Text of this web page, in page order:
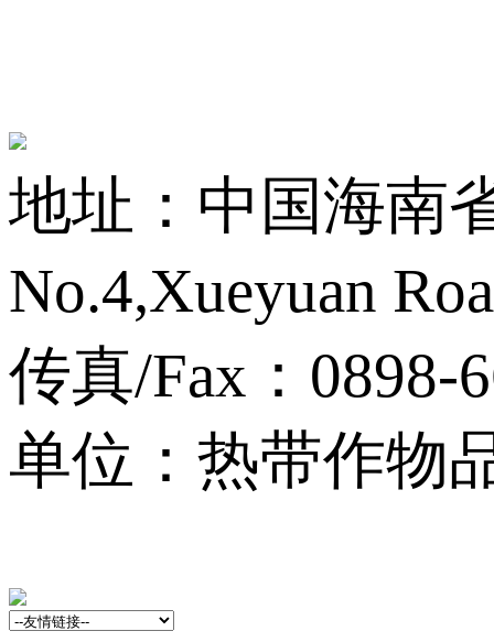
地址：中国海南
No.4,Xueyuan
传真/Fax：0898-
单位：热带作物